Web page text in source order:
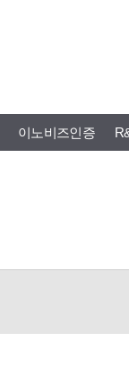
이노비즈인증